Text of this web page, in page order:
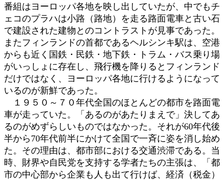
番組はヨーロッパ各地を映し出していたが、中でもチ
ェコのプラハは小路（路地）を走る路面電車と古い石
で建設された建物とのコントラストが見事であった。
またフィンランドの首都であるヘルシンキ駅は、空港
からも近く国鉄・民鉄・地下鉄・トラム・バス乗り場
がいっしょに存在し、飛行機を降りるとフィンランド
だけではなく、ヨーロッパ各地に行けるようになって
いるのが新鮮であった。
１９５０～７０年代全国のほとんどの都市を路面電
車が走っていた。「あるのがあたりまえで」決してあ
るのがめずらしいものではなかった。それが60年代後
半から70年代前半にかけて全国で一斉に姿を消し始め
た。その理由は、都市部における交通渋滞である。当
時、財界や自民党を支持する学者たちの主張は、「都
市の中心部から企業も人も出て行けば、経済（税金）